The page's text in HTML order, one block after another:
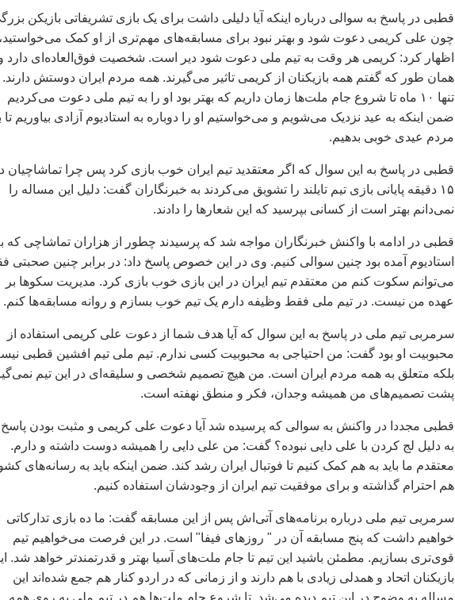
قطبی در پاسخ به سوالی درباره اينکه آيا دليلی داشت برای يک بازی تشريفاتی بازيکن
چون علی کريمی دعوت شود و بهتر نبود برای مسابقه‌های مهم‌تری از او کمک می‌خواستيد،
اظهار کرد: کريمی هر وقت به تيم ملی دعوت شود دير است. شخصيت فوق‌العاده‌ای دارد
همان طور که گفتم همه بازيکنان از کريمی تاثير می‌گيرند. همه مردم ايران دوستش دارند.
تنها ۱۰ ماه تا شروع جام ملت‌ها زمان داريم که بهتر بود او را به تيم ملی دعوت می‌کرديم
ضمن اينکه به عيد نزديک می‌شويم و می‌خواستيم او را دوباره به استاديوم آزادی بياوريم تا
مردم عيدی خوبی بدهيم.
قطبی در پاسخ به اين سوال که اگر معتقديد تيم ايران خوب بازی کرد پس چرا تماشاچيان
۱۵ دقيقه پايانی بازی تيم تايلند را تشويق می‌کردند به خبرنگاران گفت: دليل اين مساله را
نمی‌دانم بهتر است از کسانی بپرسيد که اين شعارها را دادند.
قطبی در ادامه با واکنش خبرنگاران مواجه شد که پرسيدند چطور از هزاران تماشاچی که
استاديوم آمده بود چنين سوالی کنيم. وی در اين خصوص پاسخ داد: در برابر چنين صحبتی
می‌توانم سکوت کنم من معتقدم تيم ايران در اين بازی خوب بازی کرد. مديريت سکوها بر
عهده من نيست. در تيم ملی فقط وظيفه دارم يک تيم خوب بسازم و روانه مسابقه‌ها کنم.
سرمربی تيم ملی در پاسخ به اين سوال که آيا هدف شما از دعوت علی کريمی استفاده از
محبوبيت او بود گفت: من احتياجی به محبوبيت کسی ندارم. تيم ملی تيم افشين قطبی
بلکه متعلق به همه مردم ايران است. من هيچ تصميم شخصی و سليقه‌ای در اين تيم
پشت تصميم‌های من هميشه وجدان، فکر و منطق نهفته است.
قطبی مجددا در واکنش به سوالی که پرسيده شد آيا دعوت علی کريمی و مثبت بودن پاسخ
به دليل لج کردن با علی دايی نبوده؟ گفت: من علی دايی را هميشه دوست داشته و دارم.
معتقدم ما بايد به هم کمک کنيم تا فوتبال ايران رشد کند. ضمن اينکه بايد به رسانه‌های
هم احترام گذاشته و برای موفقيت تيم ايران از وجودشان استفاده کنيم.
سرمربی تيم ملی درباره برنامه‌های آتی‌اش پس از اين مسابقه گفت: ما ده بازی تدارکاتی
خواهيم داشت که پنج مسابقه آن در " روزهای فيفا" است. در اين فرصت می‌خواهيم تيم
قوی‌تری بسازيم. مطمئن باشيد اين تيم تا جام ملت‌های آسيا بهتر و قدرتمندتر خواهد شد.
بازيکنان اتحاد و همدلی زيادی با هم دارند و از زمانی که در اردو کنار هم جمع شده‌اند اين
مساله به وضوح در اين تيم ديده می‌شد. تا شروع جام ملت‌ها هم در تيم ملی به روی همه